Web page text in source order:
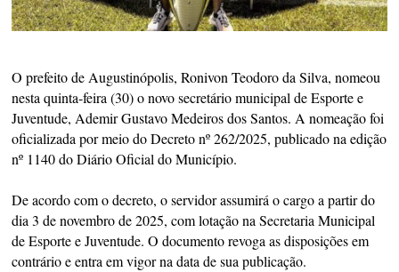
O prefeito de Augustinópolis, Ronivon Teodoro da Silva, nomeou
nesta quinta-feira (30) o novo secretário municipal de Esporte e
Juventude, Ademir Gustavo Medeiros dos Santos. A nomeação foi
oficializada por meio do Decreto nº 262/2025, publicado na edição
nº 1140 do Diário Oficial do Município.
De acordo com o decreto, o servidor assumirá o cargo a partir do
dia 3 de novembro de 2025, com lotação na Secretaria Municipal
de Esporte e Juventude. O documento revoga as disposições em
contrário e entra em vigor na data de sua publicação.